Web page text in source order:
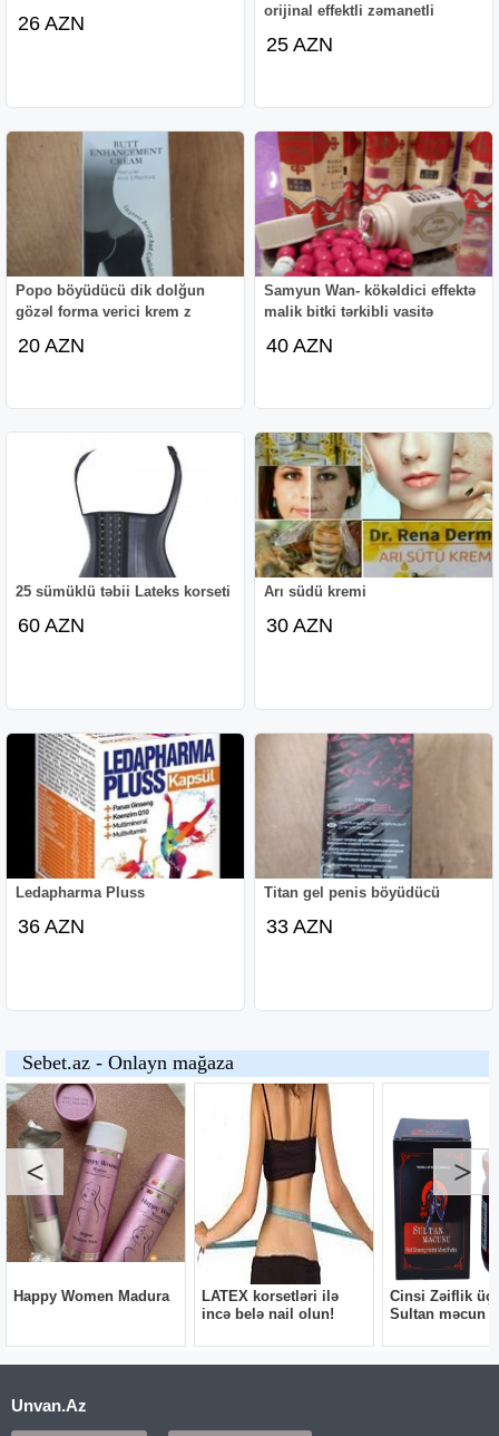
İstifadə zamanı bədən temperaturunuzun artdığını hiss
edə bilərsiz. Bu normaldır. Cinsi hissiyatın artması qan
hissiyat yarana bilər. Damlanı normadan artıq istifadə
etməyin. 3-4 damla orta çəkili və orta yaşda olan qadın
üçün bəs edir. Maksimum 7 damlayadək istifadə etmək
olar. Gün ərzində bir dəfədən artıq istifadə tövsiyə
Damlanın təsiri 4-5 saat davam edir. Sildenafil sitrat,
vajinaya artan qan axını stimullaşdıraraq reproduktiv
sistemə təsir göstərir. Bunun sayəsində labia qanla doyur
bezlərin fəaliyyəti əhəmiyyətli dərəcədə artır. Bu, vajinada
Profilaktik istifadə
Cinsi istəyin azalmaması üçün qadınlara məhsulun
profilaktik məqsədlər üçün istifadəsinə icazə verilir.
Klimaks dövrünün başlanmasına hazırlaşan qadınlar üçün
bu çox doğrudur. Profilaktik tədbirlər üçün aşağı dozada
istifadə etmək tövsiyə olunur.
- digər ciddi xroniki xəstəlikləri olan şəxslər.
Özlərinin xəbəri olmadan başqasının suyuna qarışdımaq
tövsiyə
26 AZN
orijinal effektli zəmanetli
25 AZN
Popo böyüdücü dik dolğun
gözəl forma verici krem z
20 AZN
Samyun Wan- kökəldici effektə
malik bitki tərkibli vasitə
40 AZN
25 sümüklü təbii Lateks korseti
60 AZN
Arı südü kremi
30 AZN
Ledapharma Pluss
36 AZN
Titan gel penis böyüdücü
33 AZN
Unvan.Az